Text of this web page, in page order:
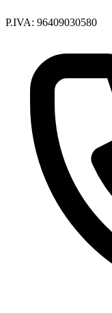
P.IVA: 96409030580